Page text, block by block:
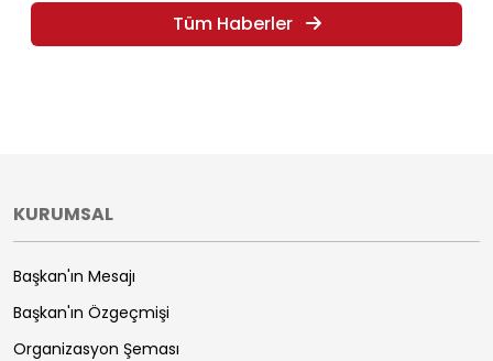
Tüm Haberler
KURUMSAL
Başkan'ın Mesajı
Başkan'ın Özgeçmişi
Organizasyon Şeması